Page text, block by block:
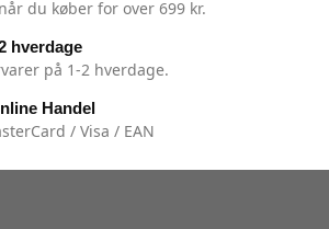
du køber for over 699 kr.
hverdage
på 1-2 hverdage.
Handel
/ Visa / EAN